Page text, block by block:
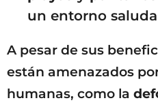
un entorno
A pesar de sus
están amenazados
humanas, como la